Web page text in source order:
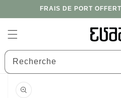
passer
au
contenu
FRAIS DE PORT
Recherche
Passer aux
informations
produits